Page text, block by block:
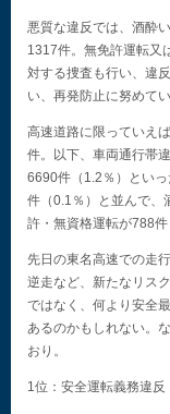
悪質な違反では、酒酔
1317件。無免許運転又
対する捜査も行い、違
い、再発防止に努めてい
高速道路に限っていえ
件。以下、車両通行帯
6690件（1.2％）とい
件（0.1％）と並んで、
許・無資格運転が788
先日の東名高速での走
逆走など、新たなリス
ではなく、何より安全
あるのかもしれない。
おり。
1位：安全運転義務違反